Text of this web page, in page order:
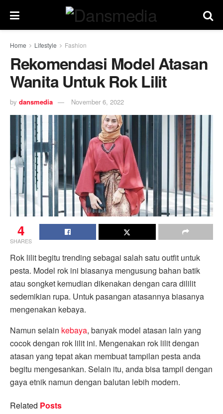
Home Lifestyle Fashion
Rekomendasi Model Atasan
Wanita Untuk Rok Lilit
by dansmedia November 6, 2022
4
SHARES
Rok lilit begitu trending sebagai salah satu outfit untuk
pesta. Model rok ini biasanya mengusung bahan batik
atau songket kemudian dikenakan dengan cara dililit
sedemikian rupa. Untuk pasangan atasannya biasanya
mengenakan kebaya.
Namun selain kebaya, banyak model atasan lain yang
cocok dengan rok lilit ini. Mengenakan rok lilit dengan
atasan yang tepat akan membuat tampilan pesta anda
begitu mengesankan. Selain itu, anda bisa tampil dengan
gaya etnik namun dengan balutan lebih modern.
Related Posts